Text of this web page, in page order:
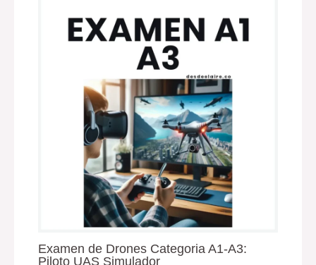
Examen de Drones Categoria A1-A3:
Piloto UAS Simulador